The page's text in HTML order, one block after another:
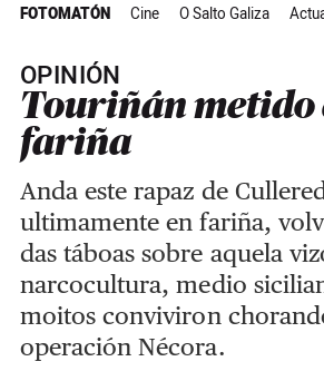
FOTOMATÓN Cine O Salto Galiza
OPINIÓN
Touriñán metido
fariña
Anda este rapaz de
ultimamente en fariña,
das táboas sobre aquela
narcocultura, medio
moitos conviviron
operación Nécora.